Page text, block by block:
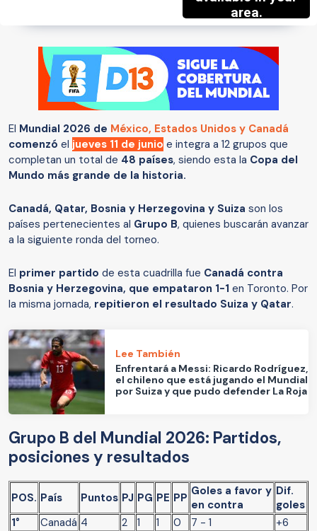
El Mundial 2026 de México, Estados Unidos y Canadá
comenzó el jueves 11 de junio e integra a 12 grupos que
completan un total de 48 países, siendo esta la Copa del
Mundo más grande de la historia.
Canadá, Qatar, Bosnia y Herzegovina y Suiza son los
países pertenecientes al Grupo B, quienes buscarán avanzar
a la siguiente ronda del torneo.
El primer partido de esta cuadrilla fue Canadá contra
Bosnia y Herzegovina, que empataron 1-1 en Toronto. Por
la misma jornada, repitieron el resultado Suiza y Qatar.
Lee También
Enfrentará a Messi: Ricardo Rodríguez,
el chileno que está jugando el Mundial
por Suiza y que pudo defender La Roja
Grupo B del Mundial 2026: Partidos,
posiciones y resultados
POS. País Puntos PJ PG PE PP Goles a favor y
en contra
Dif.
goles
1°
Canadá 4 2 1 1 0 7 - 1
+6